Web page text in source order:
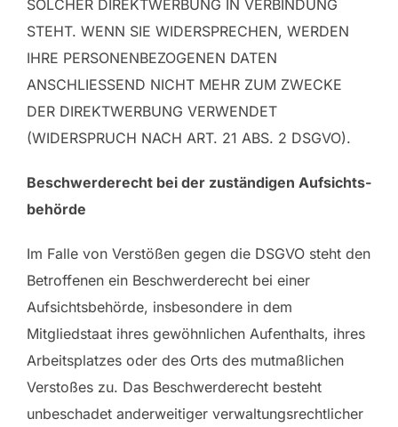
SOLCHER DIREKTWERBUNG IN VERBINDUNG
STEHT. WENN SIE WIDERSPRECHEN, WERDEN
IHRE PERSONENBEZOGENEN DATEN
ANSCHLIESSEND NICHT MEHR ZUM ZWECKE
DER DIREKTWERBUNG VERWENDET
(WIDERSPRUCH NACH ART. 21 ABS. 2 DSGVO).
Beschwerde­recht bei der zuständigen Aufsichts­
behörde
Im Falle von Verstößen gegen die DSGVO steht den
Betroffenen ein Beschwerderecht bei einer
Aufsichtsbehörde, insbesondere in dem
Mitgliedstaat ihres gewöhnlichen Aufenthalts, ihres
Arbeitsplatzes oder des Orts des mutmaßlichen
Verstoßes zu. Das Beschwerderecht besteht
unbeschadet anderweitiger verwaltungsrechtlicher